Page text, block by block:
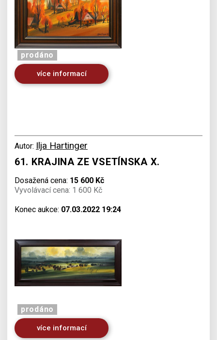
prodáno
více informací
Autor: Ilja Hartinger
61. KRAJINA ZE VSETÍNSKA X.
Dosažená cena: 15 600 Kč
Vyvolávací cena: 1 600 Kč
Konec aukce: 07.03.2022 19:24
prodáno
více informací